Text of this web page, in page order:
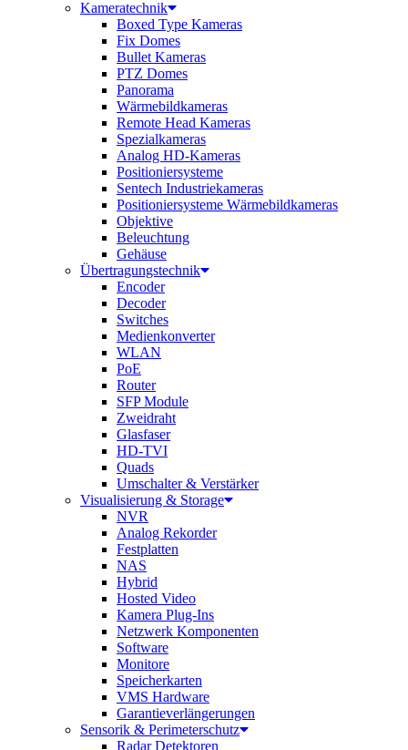
Kameratechnik
Boxed Type Kameras
Fix Domes
Bullet Kameras
PTZ Domes
Panorama
Wärmebildkameras
Remote Head Kameras
Spezialkameras
Analog HD-Kameras
Positioniersysteme
Sentech Industriekameras
Positioniersysteme Wärmebildkameras
Objektive
Beleuchtung
Gehäuse
Übertragungstechnik
Encoder
Decoder
Switches
Medienkonverter
WLAN
PoE
Router
SFP Module
Zweidraht
Glasfaser
HD-TVI
Quads
Umschalter & Verstärker
Visualisierung & Storage
NVR
Analog Rekorder
Festplatten
NAS
Hybrid
Hosted Video
Kamera Plug-Ins
Netzwerk Komponenten
Software
Monitore
Speicherkarten
VMS Hardware
Garantieverlängerungen
Sensorik & Perimeterschutz
Radar Detektoren